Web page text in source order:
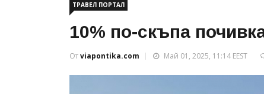
ТРАВЕЛ ПОРТАЛ
10% по-скъпа
Отviapontika.com Май 01, 2025, 11:14 EEST